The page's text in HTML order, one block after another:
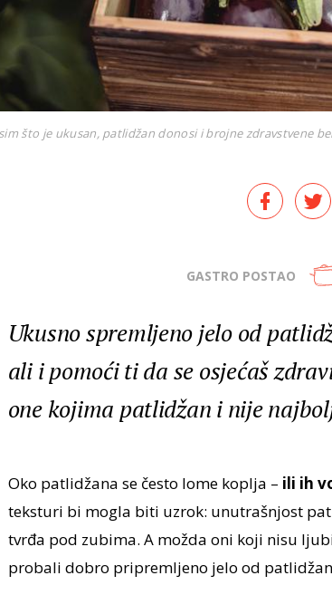
što je ukusan, patlidžan donosi i brojne zdravstvene
GASTRO POSTAO
Ukusno spremljeno jelo od
ali i pomoći ti da se osjećaš
one kojima patlidžan i nije
Oko patlidžana se često lome koplja – ili ih
teksturi bi mogla biti uzrok: unutrašnjost
tvrđa pod zubima. A možda oni koji nisu
probali dobro pripremljeno jelo od